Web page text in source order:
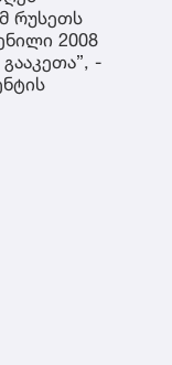
რუსეთს
2008
-